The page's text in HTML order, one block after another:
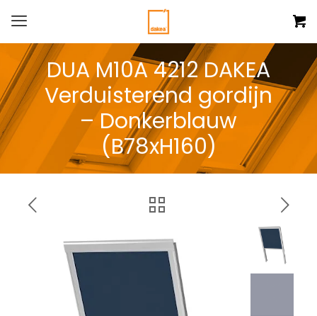
DUA M10A 4212 DAKEA
Verduisterend gordijn
– Donkerblauw
(B78xH160)